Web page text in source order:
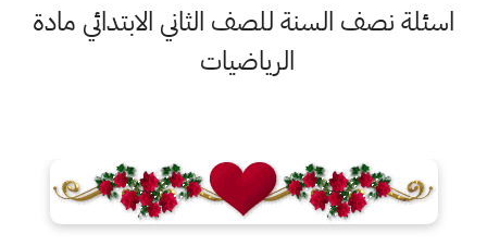
اسئلة نصف السنة للصف الثاني الابتدائي مادة
الرياضيات